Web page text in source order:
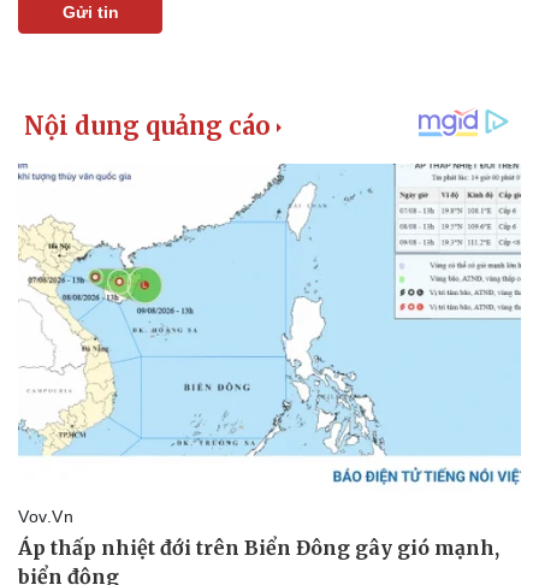
Thể thao
Thế giới thể thao
eSports
Hậu trường
Ô tô - Xe máy
Gửi tin